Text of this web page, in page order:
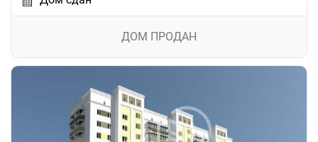
ДОМ ПРОДАН